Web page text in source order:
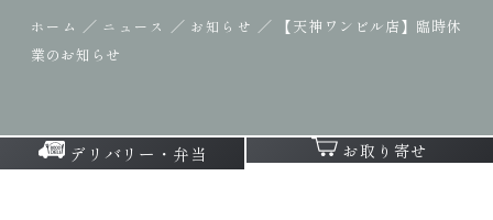
ホーム ／ ニュース ／ お知らせ ／
【天神ワンビル店】臨時休
業のお知らせ
デリバリー・弁当 お取り寄せ